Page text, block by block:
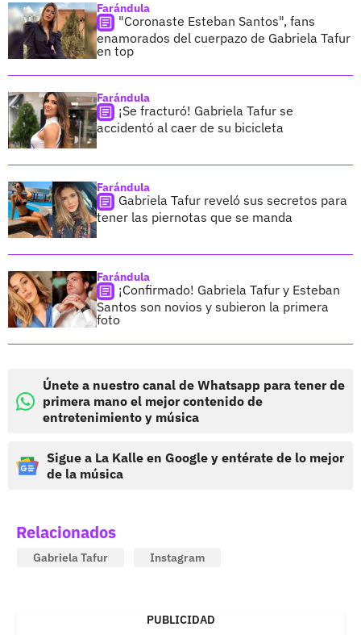
Farándula
"Coronaste Esteban Santos", fans
enamorados del cuerpazo de Gabriela Tafur
en top
Farándula
¡Se fracturó! Gabriela Tafur se
accidentó al caer de su bicicleta
Farándula
Gabriela Tafur reveló sus secretos para
tener las piernotas que se manda
Farándula
¡Confirmado! Gabriela Tafur y Esteban
Santos son novios y subieron la primera
foto
Únete a nuestro canal de Whatsapp para tener de
primera mano el mejor contenido de
entretenimiento y música
Sigue a La Kalle en Google y entérate de lo mejor
de la música
Relacionados
Gabriela Tafur Instagram
PUBLICIDAD